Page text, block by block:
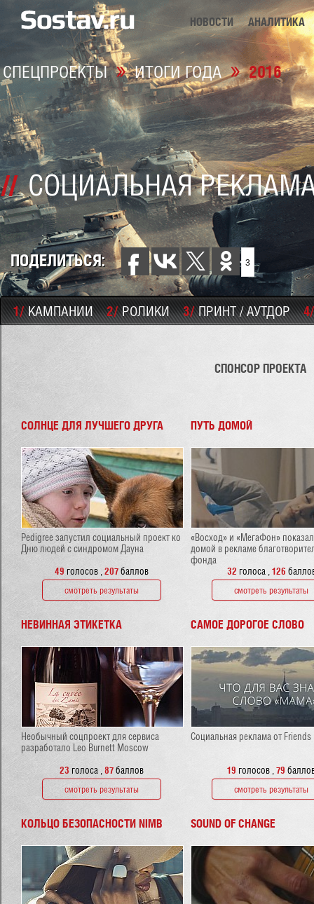
НОВОСТИ АНАЛИТИКА
СПЕЦПРОЕКТЫ ИТОГИ ГОДА 2016
СОЦИАЛЬНАЯ
ПОДЕЛИТЬСЯ: 3
1/КАМПАНИИ 2/РОЛИКИ 3/ПРИНТ / АУТДОР 4/
СПОНСОР ПРОЕКТА
СОЛНЦЕ ДЛЯ ЛУЧШЕГО ДРУГА
Pedigree запустил социальный проект ко
Дню людей с синдромом Дауна
49 голосов ,207баллов
смотреть результаты
ПУТЬ ДОМОЙ
«Восход» и «МегаФон»
домой в рекламе
фонда
32 голоса ,126
смотреть результаты
НЕВИННАЯ ЭТИКЕТКА
Необычный соцпроект для сервиса
разработало Leo Burnett Moscow
23 голоса ,87баллов
смотреть результаты
САМОЕ ДОРОГОЕ СЛОВО
Социальная реклама от
19 голосов ,79
смотреть результаты
КОЛЬЦО БЕЗОПАСНОСТИ NIMB SOUND OF CHANGE